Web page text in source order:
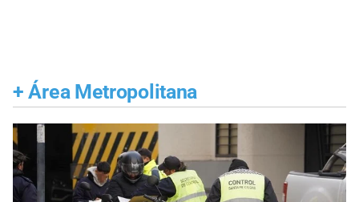
+ Área Metropolitana